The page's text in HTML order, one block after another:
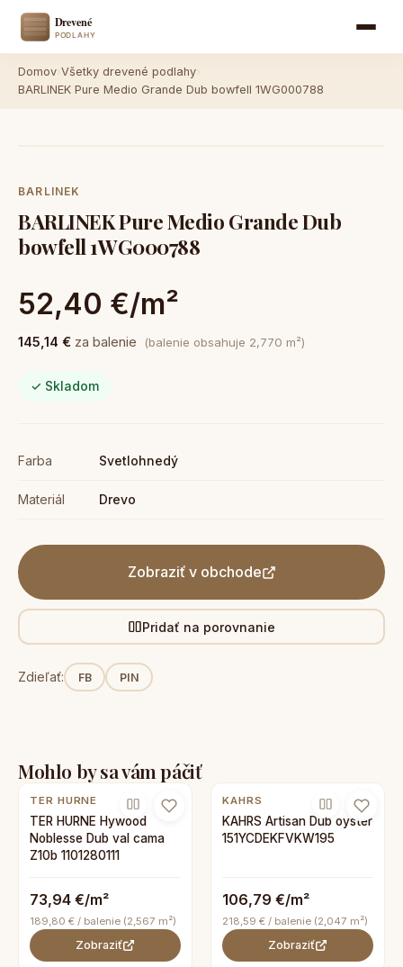
Domov Všetky drevené podlahy
BARLINEK Pure Medio Grande Dub bowfell 1WG000788
BARLINEK
BARLINEK Pure Medio Grande Dub
bowfell 1WG000788
52,40 €/m²
145,14 € za balenie (balenie obsahuje 2,770 m²)
✓ Skladom
Farba Svetlohnedý
Materiál Drevo
Zobraziť v obchode
Pridať na porovnanie
Zdieľať: FB PIN
Mohlo by sa vám páčiť
TER HURNE
TER HURNE Hywood
Noblesse Dub val cama
Z10b 1101280111
73,94 €/m²
189,80 € / balenie (2,567 m²)
Zobraziť
KAHRS
KAHRS Artisan Dub oyster
151YCDEKFVKW195
106,79 €/m²
218,59 € / balenie (2,047 m²)
Zobraziť